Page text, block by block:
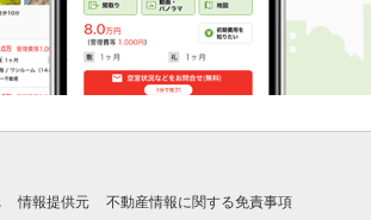
情報提供元 不動産情報に関する免責事項